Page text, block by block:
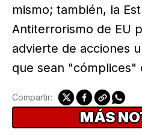
mismo; también, la
Antiterrorismo de EU
advierte de acciones
que sean "cómplices"
Compartir:
MÁS